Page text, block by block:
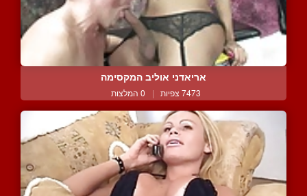
אריאדני אוליב המקסימה
7473 צפיות | 0 המלצות